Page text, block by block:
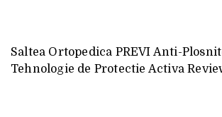
Saltea Ortopedica PREVI Anti-
Tehnologie de Protectie Activa